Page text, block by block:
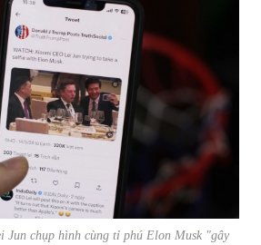
Jun chụp hình cùng tỉ phú Elon Musk "gây